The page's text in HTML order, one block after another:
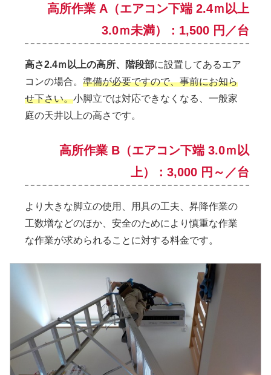
高所作業 A（エアコン下端 2.4ｍ以上
3.0ｍ未満）：1,500 円／台
高さ2.4ｍ以上の高所、階段部に設置してあるエア
コンの場合。 準備が必要ですので、事前にお知ら
せ下さい。小脚立では対応できなくなる、一般家
庭の天井以上の高さです。
高所作業 B（エアコン下端 3.0ｍ以
上）：3,000 円～／台
より大きな脚立の使用、用具の工夫、昇降作業の
工数増などのほか、安全のためにより慎重な作業
な作業が求められることに対する料金です。